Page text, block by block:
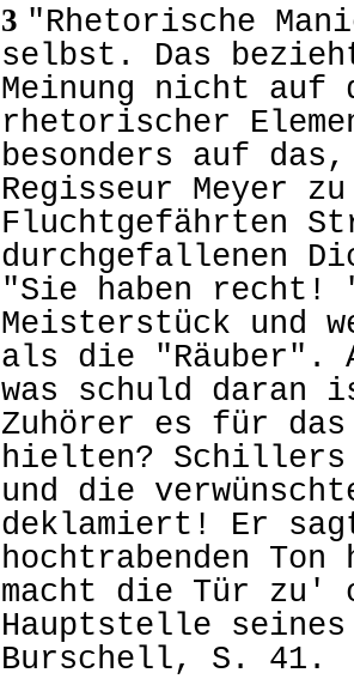
3 "Rhetorische
selbst. Das
Meinung nicht auf
rhetorischer
besonders auf das,
Regisseur Meyer
Fluchtgefährten
durchgefallenen
"Sie haben
Meisterstück und
als die "Räuber".
was schuld
Zuhörer es für das
hielten? Schillers
und die
deklamiert! Er
hochtrabenden
macht die Tür zu'
Hauptstelle
Burschell, S. 41.